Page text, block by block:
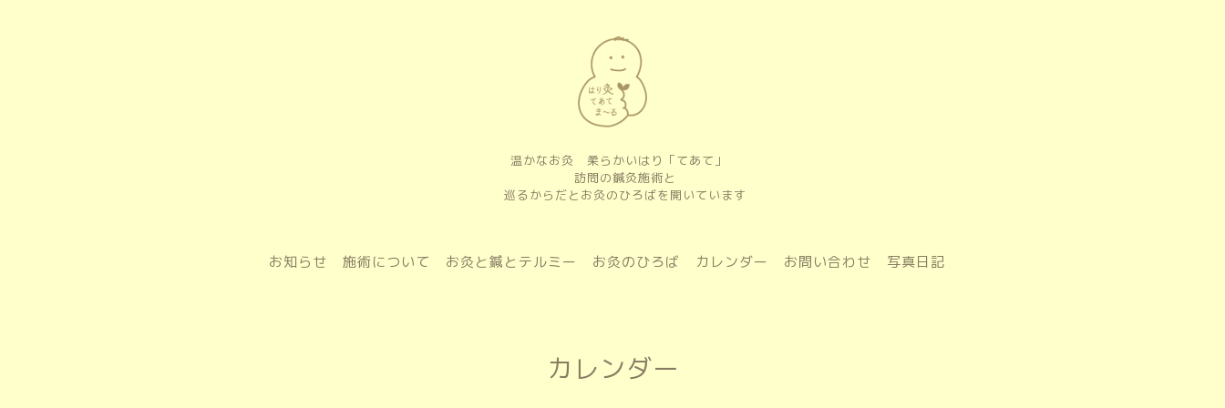
温かなお灸 柔らかいはり「てあて」
訪問の鍼灸施術と
巡るからだとお灸のひろばを開いています
お知らせ 施術について お灸と鍼とテルミー お灸のひろば カレンダー お問い合わせ 写真日記
カレンダー